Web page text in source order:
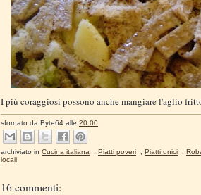
I più coraggiosi possono anche mangiare l'aglio
sfornato da Byte64 alle 20:00
archiviato in Cucina italiana Piatti poveri Piatti unici
locali
16 commenti: